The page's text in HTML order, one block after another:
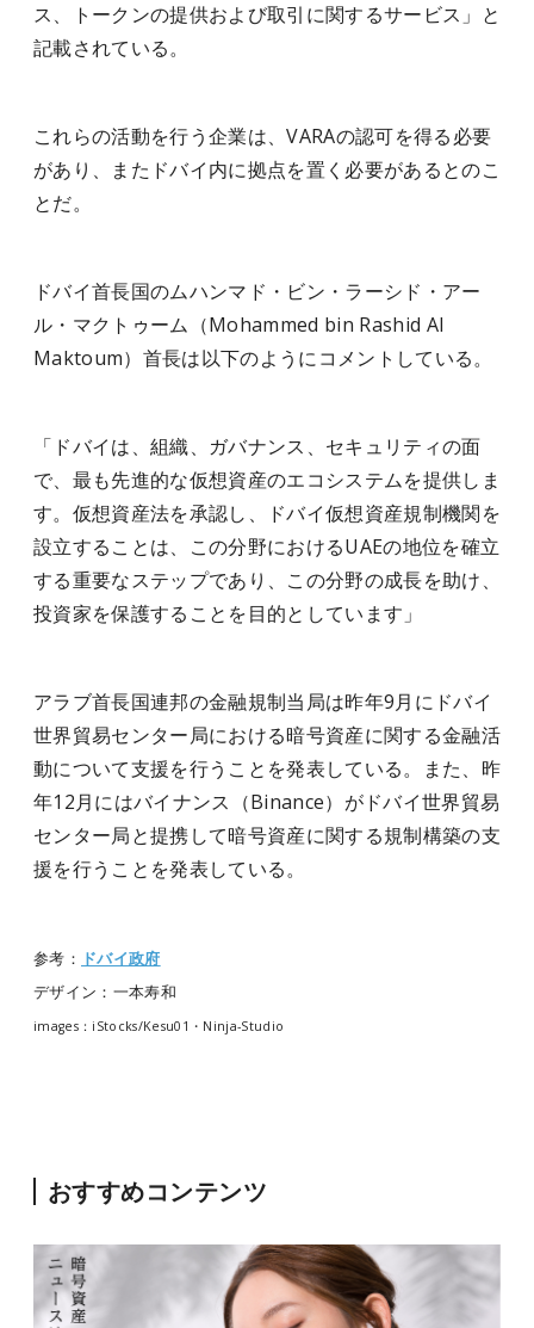
ス、トークンの提供および取引に関するサービス」と
記載されている。
これらの活動を行う企業は、VARAの認可を得る必要
があり、またドバイ内に拠点を置く必要があるとのこ
とだ。
ドバイ首長国のムハンマド・ビン・ラーシド・アー
ル・マクトゥーム（Mohammed bin Rashid Al
Maktoum）首長は以下のようにコメントしている。
「ドバイは、組織、ガバナンス、セキュリティの面
で、最も先進的な仮想資産のエコシステムを提供しま
す。仮想資産法を承認し、ドバイ仮想資産規制機関を
設立することは、この分野におけるUAEの地位を確立
する重要なステップであり、この分野の成長を助け、
投資家を保護することを目的としています」
アラブ首長国連邦の金融規制当局は昨年9月にドバイ
世界貿易センター局における暗号資産に関する金融活
動について支援を行うことを発表している。また、昨
年12月にはバイナンス（Binance）がドバイ世界貿易
センター局と提携して暗号資産に関する規制構築の支
援を行うことを発表している。
参考： ドバイ政府
デザイン：一本寿和
images：iStocks/Kesu01・Ninja-Studio
おすすめコンテンツ